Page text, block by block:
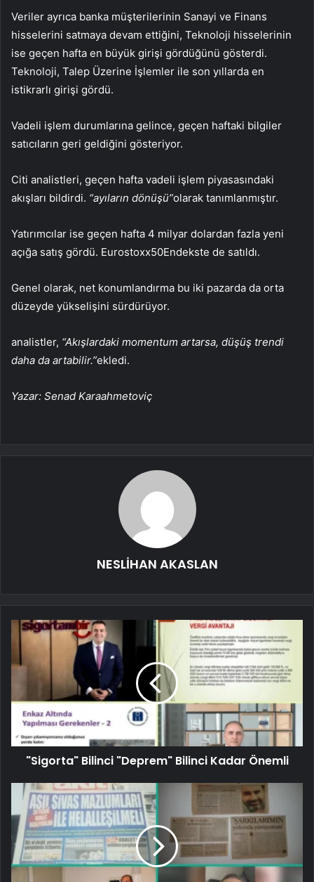
Veriler ayrıca banka müşterilerinin Sanayi ve Finans
hisselerini satmaya devam ettiğini, Teknoloji hisselerinin
ise geçen hafta en büyük girişi gördüğünü gösterdi.
Teknoloji, Talep Üzerine İşlemler ile son yıllarda en
istikrarlı girişi gördü.
Vadeli işlem durumlarına gelince, geçen haftaki bilgiler
satıcıların geri geldiğini gösteriyor.
Citi analistleri, geçen hafta vadeli işlem piyasasındaki
akışları bildirdi. “ayıların dönüşü”olarak tanımlanmıştır.
Yatırımcılar ise geçen hafta 4 milyar dolardan fazla yeni
açığa satış gördü. Eurostoxx50Endekste de satıldı.
Genel olarak, net konumlandırma bu iki pazarda da orta
düzeyde yükselişini sürdürüyor.
analistler, “Akışlardaki momentum artarsa, düşüş trendi
daha da artabilir.”ekledi.
Yazar: Senad Karaahmetoviç
NESLİHAN AKASLAN
"Sigorta" Bilinci "Deprem" Bilinci Kadar Önemli